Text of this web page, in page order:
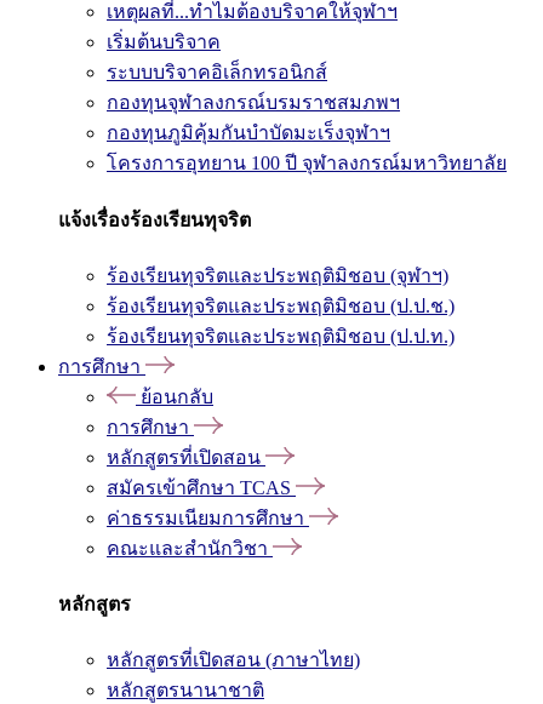
เหตุผลที่...ทำไมต้องบริจาคให้จุฬาฯ
เริ่มต้นบริจาค
ระบบบริจาคอิเล็กทรอนิกส์
กองทุนจุฬาลงกรณ์บรมราชสมภพฯ
กองทุนภูมิคุ้มกันบำบัดมะเร็งจุฬาฯ
โครงการอุทยาน 100 ปี จุฬาลงกรณ์มหาวิทยาลัย
แจ้งเรื่องร้องเรียนทุจริต
ร้องเรียนทุจริตและประพฤติมิชอบ (จุฬาฯ)
ร้องเรียนทุจริตและประพฤติมิชอบ (ป.ป.ช.)
ร้องเรียนทุจริตและประพฤติมิชอบ (ป.ป.ท.)
การศึกษา
ย้อนกลับ
การศึกษา
หลักสูตรที่เปิดสอน
สมัครเข้าศึกษา TCAS
ค่าธรรมเนียมการศึกษา
คณะและสำนักวิชา
หลักสูตร
หลักสูตรที่เปิดสอน (ภาษาไทย)
หลักสูตรนานาชาติ